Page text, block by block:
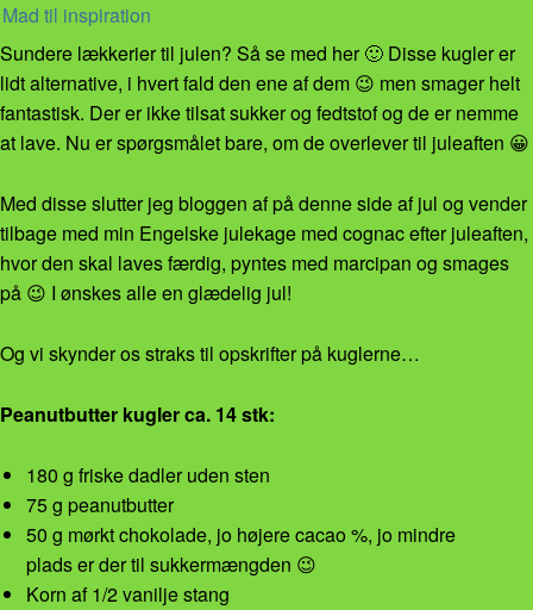
Mad til inspiration
Sundere lækkerier til julen? Så se med her 🙂 Disse kugler er
lidt alternative, i hvert fald den ene af dem 😉 men smager helt
fantastisk. Der er ikke tilsat sukker og fedtstof og de er nemme
at lave. Nu er spørgsmålet bare, om de overlever til juleaften 😀
Med disse slutter jeg bloggen af på denne side af jul og vender
tilbage med min Engelske julekage med cognac efter juleaften,
hvor den skal laves færdig, pyntes med marcipan og smages
på 😉 I ønskes alle en glædelig jul!
Og vi skynder os straks til opskrifter på kuglerne…
Peanutbutter kugler ca. 14 stk:
180 g friske dadler uden sten
75 g peanutbutter
50 g mørkt chokolade, jo højere cacao %, jo mindre
plads er der til sukkermængden 😉
Korn af 1/2 vanilje stang